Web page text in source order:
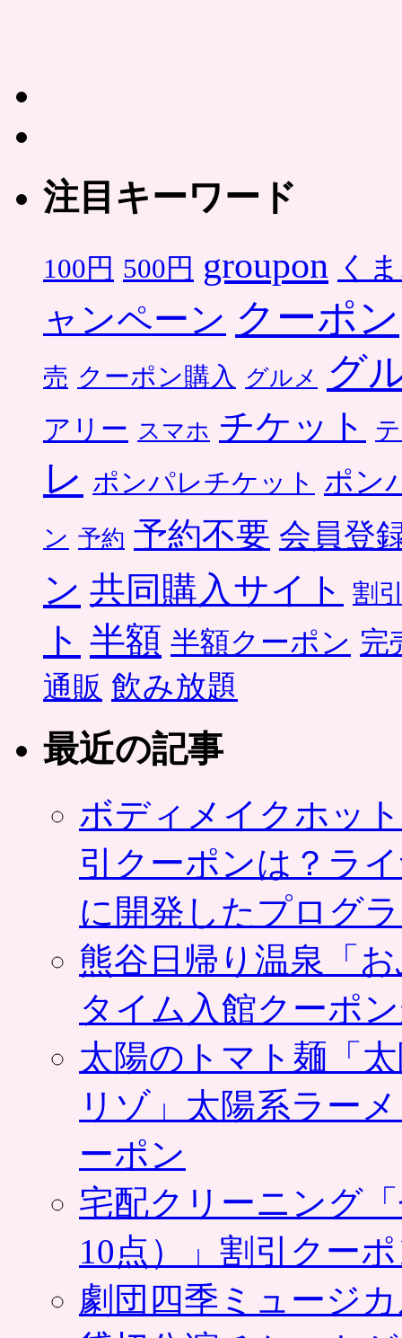
注目キーワード
100円 500円 groupon く
ャンペーン クーポン
売 クーポン購入 グルメ グ
アリー スマホ チケット
レ ポンパレチケット ポン
ン 予約 予約不要 会員登
ン 共同購入サイト 割
ト 半額 半額クーポン 完
通販 飲み放題
最近の記事
ボディメイクホッ
引クーポンは？ラ
に開発したプログ
熊谷日帰り温泉「
タイム入館クーポ
太陽のトマト麺「
リゾ」太陽系ラー
ーポン
宅配クリーニング
10点）」割引クー
劇団四季ミュージ